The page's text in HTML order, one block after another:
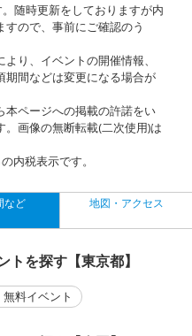
随時更新をしておりますが内
ので、事前にご確認のう
り、イベントの開催情報、
期間などは変更になる場合が
ページへの掲載の許諾をい
画像の無断転載(二次使用)は
内税表示です。
など 地図・アクセス
トを探す【東京都】
無料イベント